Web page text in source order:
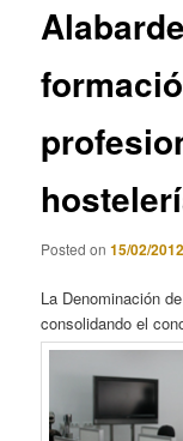
Posted on15/02/2012
La Denominación
consolidando el